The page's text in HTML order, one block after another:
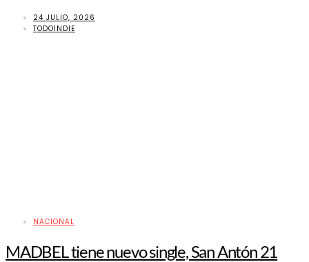
24 JULIO, 2026
TODOINDIE
NACIONAL
MADBEL tiene nuevo single, San Antón 21